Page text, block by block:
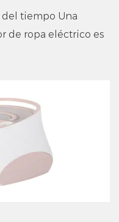
tiempo Una
de ropa eléctrico es